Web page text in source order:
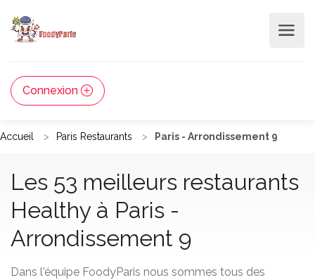
Connexion
Accueil Paris Restaurants Paris - Arrondissement 9
Les 53 meilleurs restaurants
Healthy à Paris -
Arrondissement 9
Dans l'équipe FoodyParis nous sommes tous des